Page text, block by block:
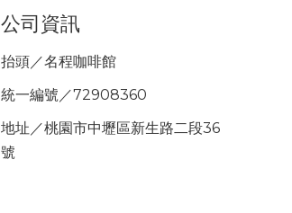
公司資訊
抬頭／名程咖啡館
統一編號／72908360
地址／桃園市中壢區新生路二段36
號